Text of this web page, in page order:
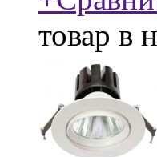
товар в